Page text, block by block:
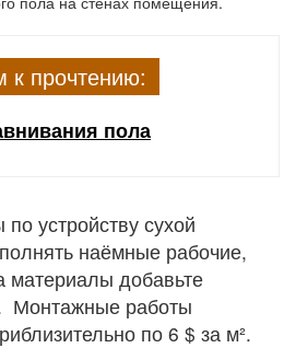
к прочтению:
пола
устройству сухой
наёмные рабочие,
материалы добавьте
Монтажные работы
по 6 $ за м².